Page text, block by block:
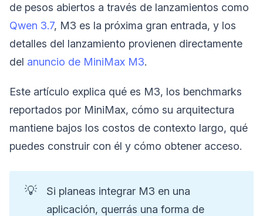
de pesos abiertos a través de lanzamientos como
Qwen 3.7, M3 es la próxima gran entrada, y los
detalles del lanzamiento provienen directamente
del anuncio de MiniMax M3.
Este artículo explica qué es M3, los benchmarks
reportados por MiniMax, cómo su arquitectura
mantiene bajos los costos de contexto largo, qué
puedes construir con él y cómo obtener acceso.
💡
Si planeas integrar M3 en una
aplicación, querrás una forma de